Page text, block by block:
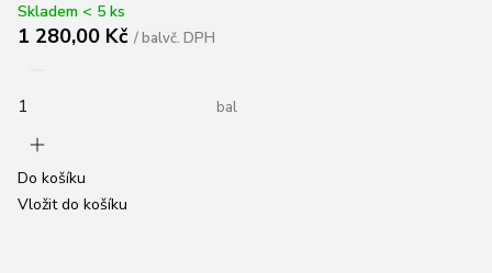
Skladem < 5 ks
1 280,00 Kč /balvč. DPH
bal
Do košíku
Vložit do košíku